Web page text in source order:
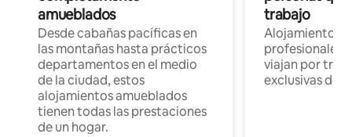
amueblados
Desde cabañas pacíficas en
las montañas hasta prácticos
departamentos en el medio
de la ciudad, estos
alojamientos amueblados
tienen todas las prestaciones
de un hogar.
trabajo
Alojamientos
profesionales
viajan por
exclusivas de